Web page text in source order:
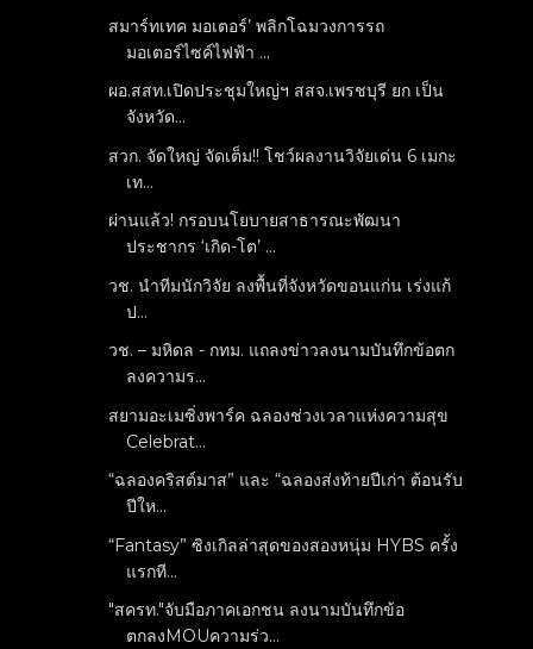
สมาร์ทเทค มอเตอร์’ พลิกโฉมวงการรถ
มอเตอร์ไซค์ไฟฟ้า ...
ผอ.สสท.เปิดประชุมใหญ่ฯ สสจ.เพรชบุรี ยก เป็น
จังหวัด...
สวก. จัดใหญ่ จัดเต็ม!! โชว์ผลงานวิจัยเด่น 6 เมกะ
เท...
ผ่านแล้ว! กรอบนโยบายสาธารณะพัฒนา
ประชากร ‘เกิด-โต’ ...
วช. นำทีมนักวิจัย ลงพื้นที่จังหวัดขอนแก่น เร่งแก้
ป...
วช. – มหิดล - กทม. แถลงข่าวลงนามบันทึกข้อตก
ลงความร...
สยามอะเมซิ่งพาร์ค ฉลองช่วงเวลาแห่งความสุข
Celebrat...
“ฉลองคริสต์มาส” และ “ฉลองส่งท้ายปีเก่า ต้อนรับ
ปีให...
“Fantasy” ซิงเกิลล่าสุดของสองหนุ่ม HYBS ครั้ง
แรกที...
"สครท."จับมือภาคเอกชน ลงนามบันทึกข้อ
ตกลงMOUความร่ว...